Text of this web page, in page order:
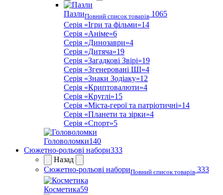
ПазлиПовний список товарів 1065
Серія «Ігри та фільми»14
Серія «Аніме»6
Серія «Динозаври»4
Серія «Дитяча»19
Серія «Загадкові Звірі»19
Серія «Згенеровані ШІ»4
Серія «Знаки Зодіаку»12
Серія «Криптовалюти»4
Серія «Круглі»15
Серія «Міста-герої та патріотичні»14
Серія «Планети та зірки»4
Серія «Спорт»5
Головоломки140
Сюжетно-рольові набори333
Назад
Сюжетно-рольові набориПовний список товарів 333
Косметика59